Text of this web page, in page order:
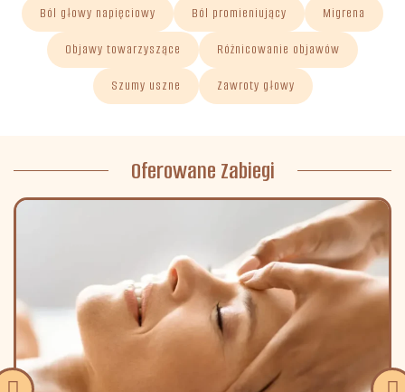
Ból głowy napięciowy Ból promieniujący Migrena
Objawy towarzyszące Różnicowanie objawów
Szumy uszne Zawroty głowy
Oferowane Zabiegi